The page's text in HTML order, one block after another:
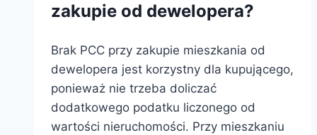
zakupie od dewelopera?
Brak PCC przy zakupie mieszkania od
dewelopera jest korzystny dla kupującego,
ponieważ nie trzeba doliczać
dodatkowego podatku liczonego od
wartości nieruchomości. Przy mieszkaniu